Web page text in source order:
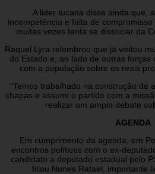
A lider tucana disse ainda que,
incompetência e falta de
muitas vezes tenta se dissociar da
Raquel Lyra relembrou que já visitou
do Estado e, ao lado de outras forças
com a população sobre os reais
“Temos trabalhado na construção de
chapas e assumi o partido com a
realizar um amplo debate
AGENDA
Em cumprimento da agenda, em
encontros políticos com o ex-
candidato a deputado estadual pelo
filiou Nunes Rafael, importante